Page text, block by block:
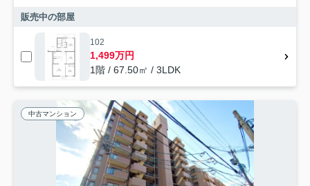
販売中の部屋
102
1,499万円
1階 / 67.50㎡ / 3LDK
中古マンション